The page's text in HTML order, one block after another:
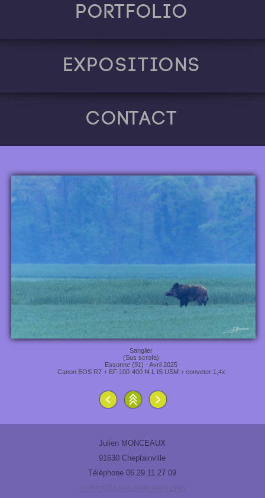
Portfolio
Expositions
Contact
Sanglier
(Sus scrofa)
Essonne (91) - Avril 2025
Canon EOS R7 + EF 100-400 f4 L IS USM + conveter 1,4x
Julien MONCEAUX
91630 Cheptainville
Téléphone 06 29 11 27 09
contact@julien-monceaux.com